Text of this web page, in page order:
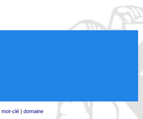
mot-clé| domaine